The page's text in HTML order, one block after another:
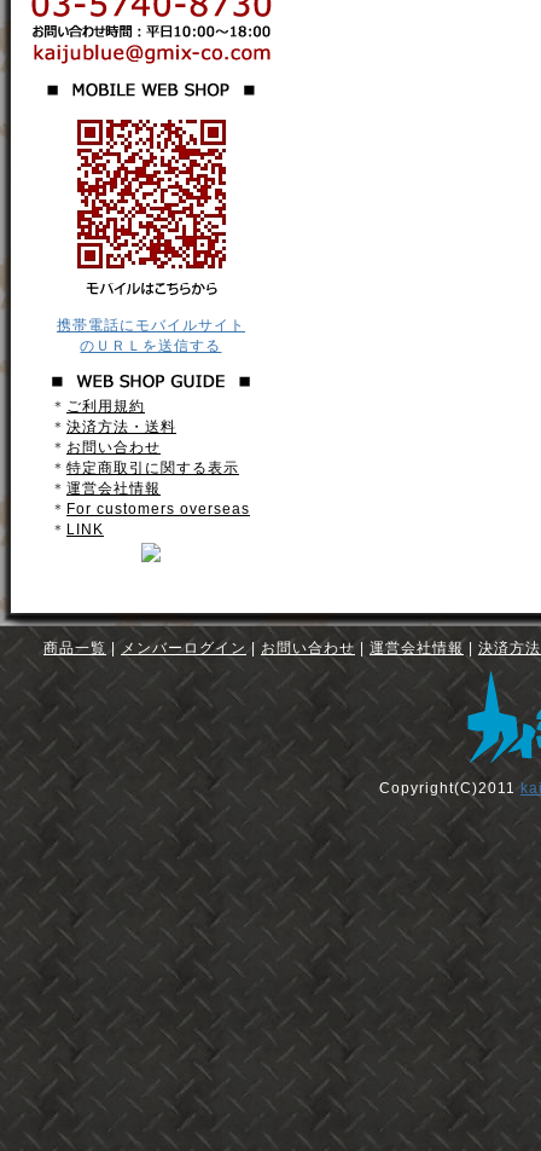
携帯電話にモバイルサイト
のＵＲＬを送信する
＊ ご利用規約
＊ 決済方法・送料
＊ お問い合わせ
＊ 特定商取引に関する表示
＊ 運営会社情報
＊ For customers overseas
＊ LINK
商品一覧 メンバーログイン お問い合わせ 運営会社情報 決済方
Copyright(C)2011